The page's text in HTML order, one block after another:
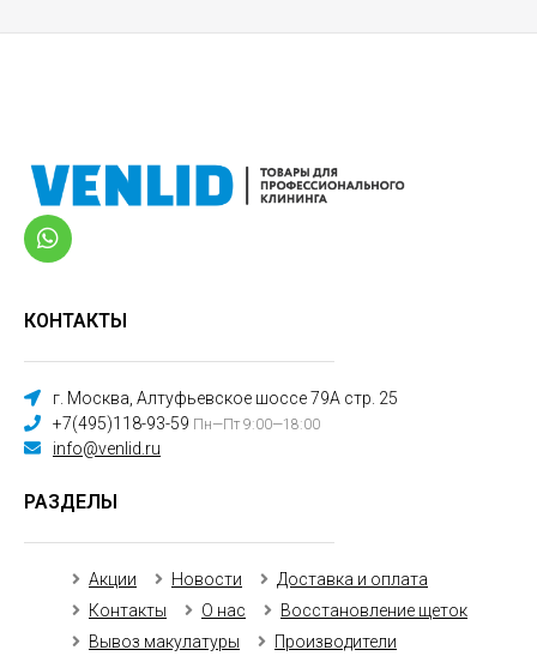
КОНТАКТЫ
г. Москва, Алтуфьевское шоссе 79А стр. 25
+7(495)118-93-59 Пн—Пт 9:00—18:00
info@venlid.ru
РАЗДЕЛЫ
Акции Новости
Доставка и оплата
Контакты
О нас
Восстановление щеток
Вывоз макулатуры
Производители